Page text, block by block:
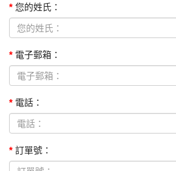
您的姓氏：
電子郵箱：
電話：
訂單號：